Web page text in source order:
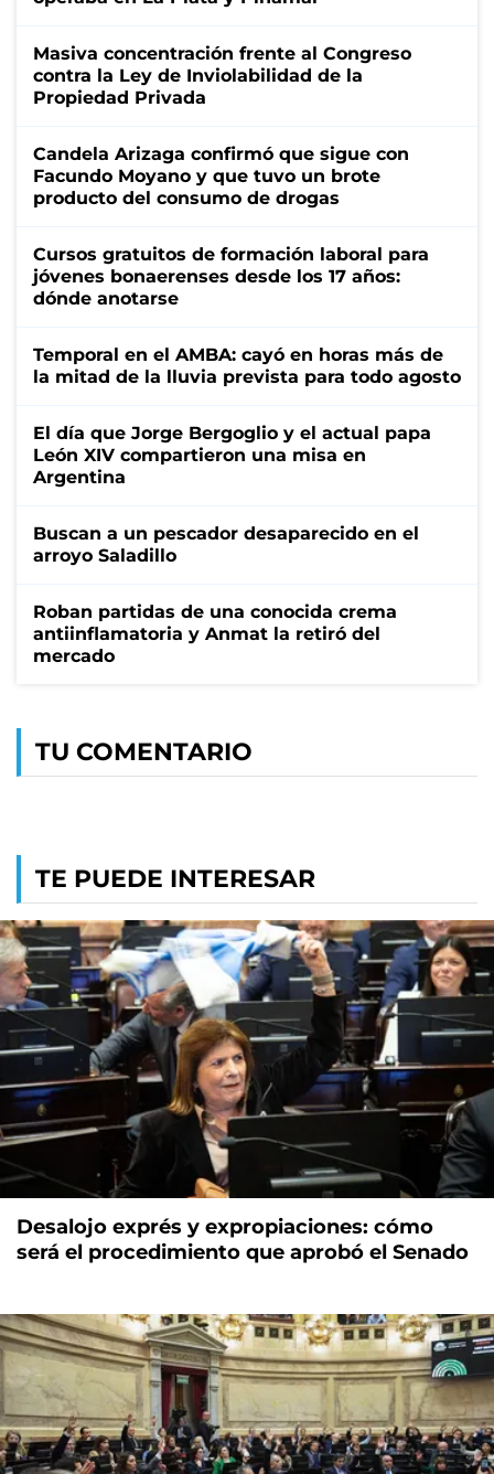
Masiva concentración frente al Congreso
contra la Ley de Inviolabilidad de la
Propiedad Privada
Candela Arizaga confirmó que sigue con
Facundo Moyano y que tuvo un brote
producto del consumo de drogas
Cursos gratuitos de formación laboral para
jóvenes bonaerenses desde los 17 años:
dónde anotarse
Temporal en el AMBA: cayó en horas más de
la mitad de la lluvia prevista para todo agosto
El día que Jorge Bergoglio y el actual papa
León XIV compartieron una misa en
Argentina
Buscan a un pescador desaparecido en el
arroyo Saladillo
Roban partidas de una conocida crema
antiinflamatoria y Anmat la retiró del
mercado
TU COMENTARIO
TE PUEDE INTERESAR
Desalojo exprés y expropiaciones: cómo
será el procedimiento que aprobó el Senado